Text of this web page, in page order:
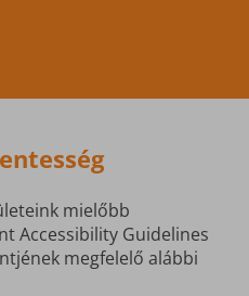
mielőbb
Accessibility Guidelines
megfelelő alábbi